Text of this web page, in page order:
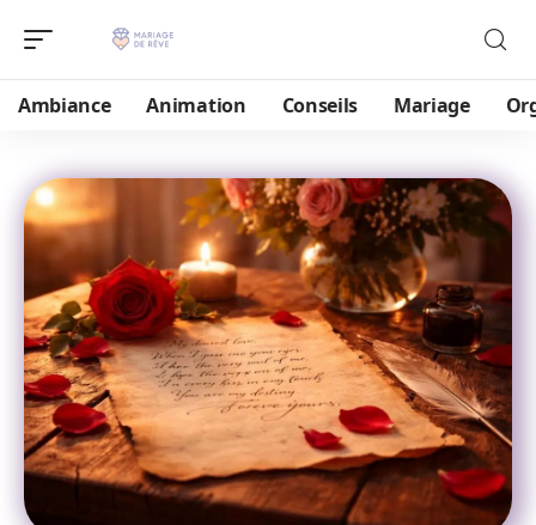
Ambiance Animation Conseils Mariage